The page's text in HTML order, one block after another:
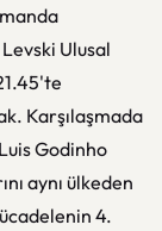
Ulusal
Karşılaşmada
Godinho
aynı ülkeden
4.